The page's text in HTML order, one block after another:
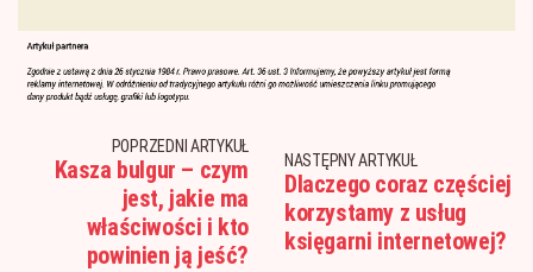
POPRZEDNI ARTYKUŁ
Kasza bulgur – czym
jest, jakie ma
właściwości i kto
powinien ją jeść?
NASTĘPNY ARTYKUŁ
Dlaczego coraz częściej
korzystamy z usług
księgarni internetowej?